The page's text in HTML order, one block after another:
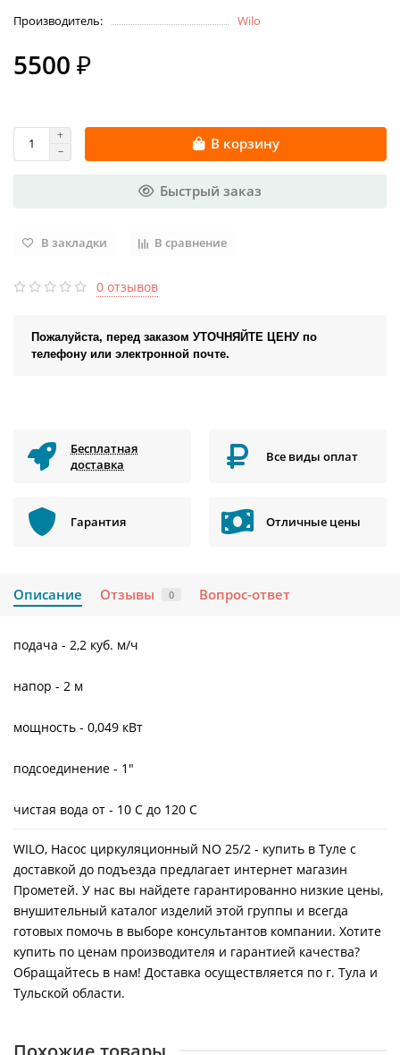
Производитель: Wilo
5500 ₽
В корзину
Быстрый заказ
В закладки В сравнение
0 отзывов
Пожалуйста, перед заказом УТОЧНЯЙТЕ ЦЕНУ по
телефону или электронной почте.
Бесплатная
доставка
Все виды оплат
Гарантия Отличные цены
Описание Отзывы 0 Вопрос-ответ
подача - 2,2 куб. м/ч
напор - 2 м
мощность - 0,049 кВт
подсоединение - 1"
чистая вода от - 10 С до 120 С
WILO, Насос циркуляционный NO 25/2 - купить в Туле с
доставкой до подъезда предлагает интернет магазин
Прометей. У нас вы найдете гарантированно низкие цены,
внушительный каталог изделий этой группы и всегда
готовых помочь в выборе консультантов компании. Хотите
купить по ценам производителя и гарантией качества?
Обращайтесь в нам! Доставка осуществляется по г. Тула и
Тульской области.